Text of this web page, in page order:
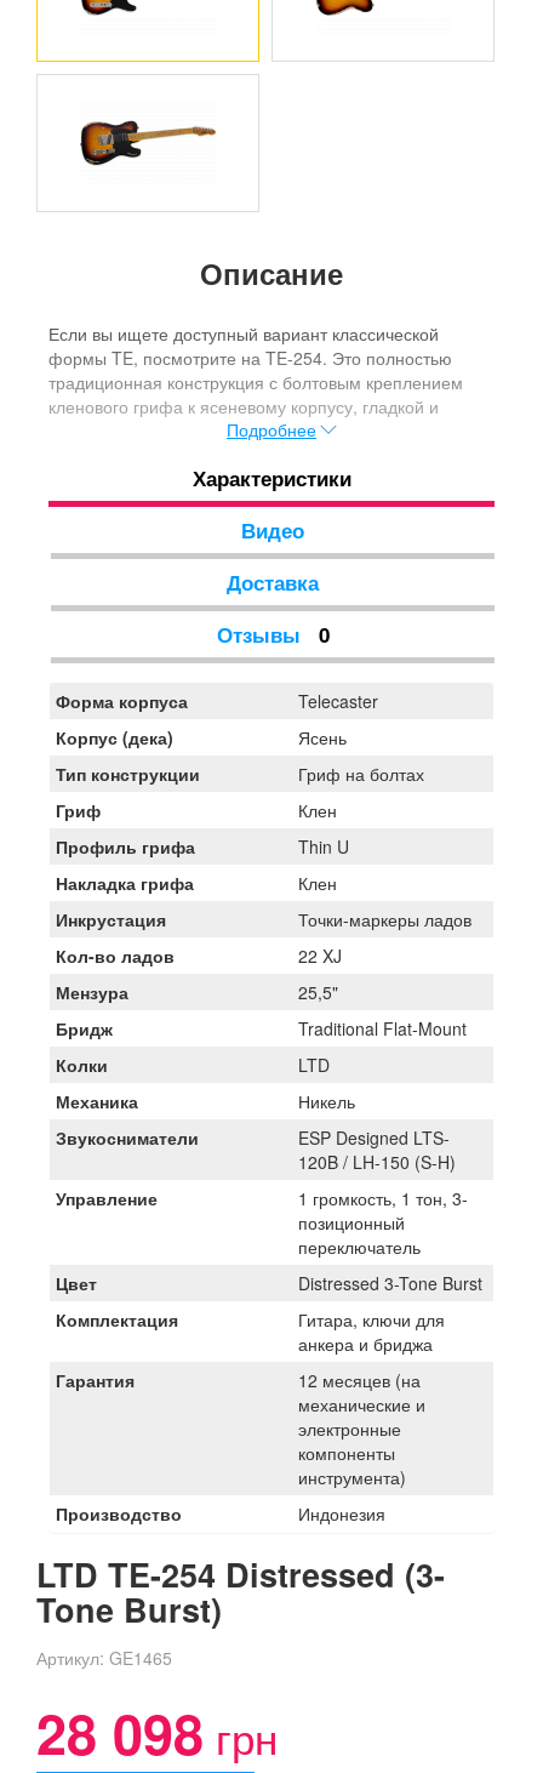
Описание
Если вы ищете доступный вариант классической
формы TE, посмотрите на TE-254. Это полностью
традиционная конструкция с болтовым креплением
кленового грифа к ясеневому корпусу, гладкой и
удобной тонкой U-образной профиль грифа и 22
видов музыки, от классического рока до блюза, кантри
и предлагает традиционный фиксированный бридж и
набор звукоснимателей ESP Designed: хамбакер LH-
150 у грифа и жгучий, твэнговый сингл LTS-120 возле
Подробнее
Характеристики
Видео
Доставка
Отзывы
0
Форма корпуса
Telecaster
Корпус (дека)
Ясень
Тип конструкции
Гриф на болтах
Гриф
Клен
Профиль грифа
Thin U
Накладка грифа
Клен
Инкрустация
Точки-маркеры ладов
Кол-во ладов
22 XJ
Мензура
25,5"
Бридж
Traditional Flat-Mount
Колки
LTD
Механика
Никель
Звукосниматели
ESP Designed LTS-
120B / LH-150 (S-H)
Управление
1 громкость, 1 тон, 3-
позиционный
переключатель
Цвет
Distressed 3-Tone Burst
Комплектация
Гитара, ключи для
анкера и бриджа
Гарантия
12 месяцев (на
механические и
электронные
компоненты
инструмента)
Производство
Индонезия
LTD TE-254 Distressed (3-
Tone Burst)
Артикул: GE1465
28 098 грн